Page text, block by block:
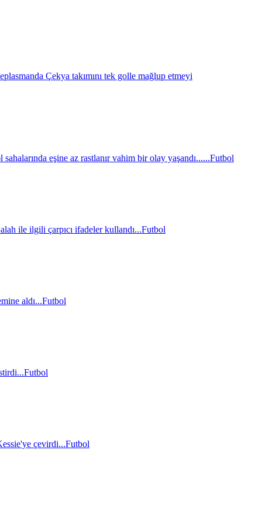
Çekya takımını tek golle mağlup etmeyi
eşine az rastlanır vahim bir olay yaşandı......Futbol
ile ilgili çarpıcı ifadeler kullandı...Futbol
aldı...Futbol
Futbol
çevirdi...Futbol